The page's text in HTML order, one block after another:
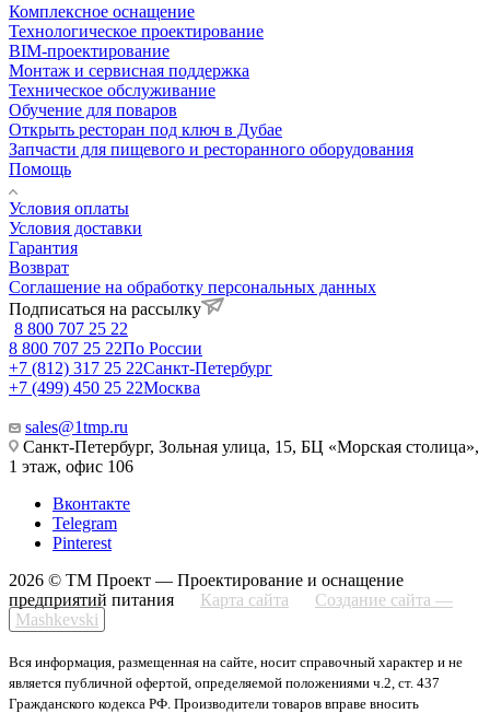
Комплексное оснащение
Технологическое проектирование
BIM-проектирование
Монтаж и сервисная поддержка
Техническое обслуживание
Обучение для поваров
Открыть ресторан под ключ в Дубае
Запчасти для пищевого и ресторанного оборудования
Помощь
Условия оплаты
Условия доставки
Гарантия
Возврат
Соглашение на обработку персональных данных
Подписаться на рассылку
8 800 707 25 22
8 800 707 25 22По России
+7 (812) 317 25 22Санкт-Петербург
+7 (499) 450 25 22Москва
sales@1tmp.ru
Санкт-Петербург, Зольная улица, 15, БЦ «Морская столица»,
1 этаж, офис 106
Вконтакте
Telegram
Pinterest
2026 © ТМ Проект — Проектирование и оснащение
предприятий питания
Карта сайта
Создание сайта —
Mashkevski
Вся информация, размещенная на сайте, носит справочный характер и не
является публичной офертой, определяемой положениями ч.2, ст. 437
Гражданского кодекса РФ. Производители товаров вправе вносить